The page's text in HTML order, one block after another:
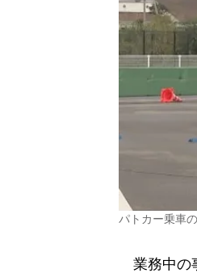
パトカー乗車
業務中の